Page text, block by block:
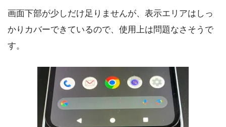
画面下部が少しだけ足りませんが、表示エリアはしっ
かりカバーできているので、使用上は問題なさそうで
す。